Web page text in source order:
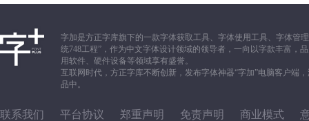
字加是方正字库旗下的一款字体获取工具、字体使用工具、字体管
统748工程”，作为中文字体设计领域的领导者，一向以字款丰富，
用软件、硬件设备等领域享有盛誉。
互联网时代，方正字库不断创新，发布字体神器“字加”电脑客户端
品中。
联系我们 平台协议 郑重声明 免责声明 商业模式